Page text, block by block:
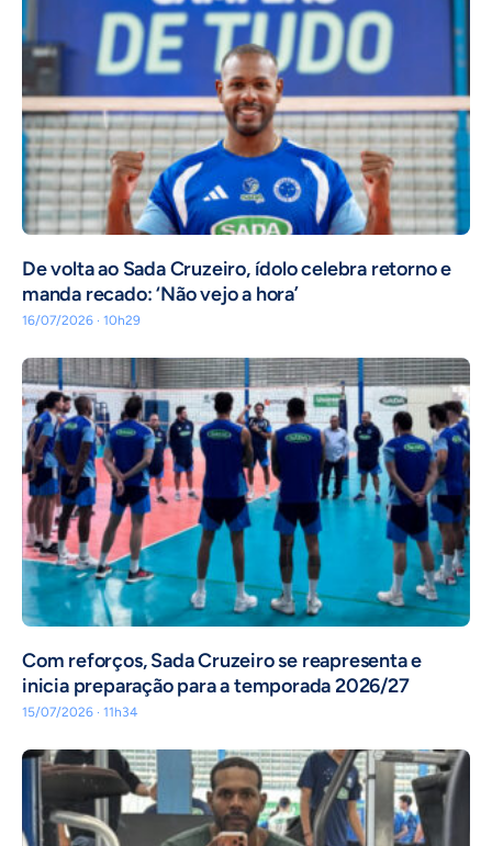
De volta ao Sada Cruzeiro, ídolo celebra retorno e
manda recado: ‘Não vejo a hora’
16/07/2026 · 10h29
Com reforços, Sada Cruzeiro se reapresenta e
inicia preparação para a temporada 2026/27
15/07/2026 · 11h34